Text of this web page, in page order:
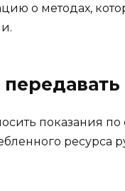
о методах,
показания